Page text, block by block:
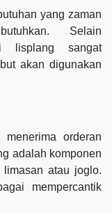
yang zaman
Selain
lisplang sangat
akan digunakan
orderan
adalah komponen
atau joglo.
mempercantik